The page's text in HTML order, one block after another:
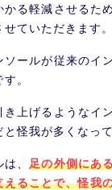
る軽減させるた
ていただきます。
ールが従来のイ
。
上げるようなイ
怪我が多くなって
は、足の外側にあ
ることで、怪我